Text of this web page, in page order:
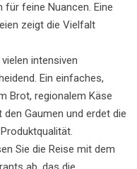
für feine Nuancen. Eine
zeigt die Vielfalt
intensiven
Ein einfaches,
Brot, regionalem Käse
Gaumen und erdet die
Sie die Reise mit dem